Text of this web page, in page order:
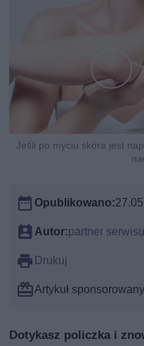
Jeśli po myciu skóra jest
Opublikowano:
Autor:partner serwisu
Drukuj
Artykuł sponsorowany
Dotykasz policzka i